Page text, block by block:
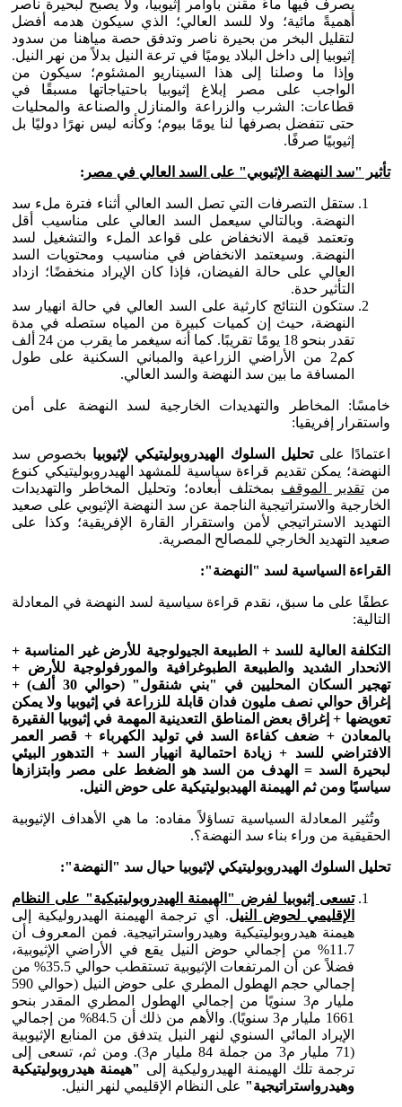
يصرف فيها ماءً مقنن بأوامر إثيوبيا، ولا يصبح لبحيرة ناصر
أهميةً مائية؛ ولا للسد العالي؛ الذي سيكون هدمه أفضل
لتقليل البخر من بحيرة ناصر وتدفق حصة مياهنا من سدود
إثيوبيا إلى داخل البلاد يوميًا في ترعة النيل بدلاً من نهر النيل.
وإذا ما وصلنا إلى هذا السيناريو المشئوم؛ سيكون من
الواجب على مصر إبلاغ إثيوبيا باحتياجاتها مسبقًا في
قطاعات: الشرب والزراعة والمنازل والصناعة والمحليات
حتى تتفضل بصرفها لنا يومًا بيوم؛ وكأنه ليس نهرًا دوليًا بل
إثيوبيًا صرفًا.
تأثير "سد النهضة الإثيوبي" على السد العالي في مصر :
ستقل التصرفات التي تصل السد العالي أثناء فترة ملء سد
النهضة. وبالتالي سيعمل السد العالي على مناسيب أقل
وتعتمد قيمة الانخفاض على قواعد الملء والتشغيل لسد
النهضة. وسيعتمد الانخفاض في مناسيب ومحتويات السد
العالي على حالة الفيضان، فإذا كان الإيراد منخفضًا؛ ازداد
التأثير حدة.
ستكون النتائج كارثية على السد العالي في حالة انهيار سد
النهضة، حيث إن كميات كبيرة من المياه ستصله في مدة
تقدر بنحو 18 يومًا تقريبًا. كما أنه سيغمر ما يقرب من 24 ألف
كم2 من الأراضي الزراعية والمباني السكنية على طول
المسافة ما بين سد النهضة والسد العالي.
خامسًا: المخاطر والتهديدات الخارجية لسد النهضة على أمن
واستقرار إفريقيا:
اعتمادًا علىتحليل السلوك الهيدروبوليتيكي لإثيوبيا بخصوص سد
النهضة؛ يمكن تقديم قراءة سياسية للمشهد الهيدروبوليتيكي كنوع
منتقدير الموقف بمختلف أبعاده؛ وتحليل المخاطر والتهديدات
الخارجية والاستراتيجية الناجمة عن سد النهضة الإثيوبي على صعيد
التهديد الاستراتيجي لأمن واستقرار القارة الإفريقية؛ وكذا على
صعيد التهديد الخارجي للمصالح المصرية.
القراءة السياسية لسد "النهضة":
عطفًا على ما سبق، نقدم قراءة سياسية لسد النهضة في المعادلة
التالية:
التكلفة العالية للسد + الطبيعة الجيولوجية للأرض غير المناسبة +
الانحدار الشديد والطبيعة الطبوغرافية والمورفولوجية للأرض +
تهجير السكان المحليين في "بني شنقول" (حوالي 30 ألف) +
إغراق حوالي نصف مليون فدان قابلة للزراعة في إثيوبيا ولا يمكن
تعويضها + إغراق بعض المناطق التعدينية المهمة في إثيوبيا الفقيرة
بالمعادن + ضعف كفاءة السد في توليد الكهرباء + قصر العمر
الافتراضي للسد + زيادة احتمالية انهيار السد + التدهور البيئي
لبحيرة السد = الهدف من السد هو الضغط على مصر وابتزازها
سياسيًا ومن ثم الهيمنة الهيدبوليتيكية على حوض النيل.
وتُثير المعادلة السياسية تساؤلاً مفاده: ما هي الأهداف الإثيوبية
الحقيقية من وراء بناء سد النهضة؟.
تحليل السلوك الهيدروبوليتيكي لإثيوبيا حيال سد "النهضة":
تسعى إثيوبيا لفرض "الهيمنة الهيدروبوليتيكية" على النظام
الإقليمي لحوض النيل. أي ترجمة الهيمنة الهيدروليكية إلى
هيمنة هيدروبوليتيكية وهيدرواستراتيجية. فمن المعروف أن
11.7% من إجمالي حوض النيل يقع في الأراضي الإثيوبية،
فضلاً عن أن المرتفعات الإثيوبية تستقطب حوالي 35.5% من
إجمالي حجم الهطول المطري على حوض النيل (حوالي 590
مليار م3 سنويًا من إجمالي الهطول المطري المقدر بنحو
1661 مليار م3 سنويًا). والأهم من ذلك أن 84.5% من إجمالي
الإيراد المائي السنوي لنهر النيل يتدفق من المنابع الإثيوبية
(71 مليار م3 من جملة 84 مليار م3). ومن ثم، تسعى إلى
ترجمة تلك الهيمنة الهيدروليكية إلى "هيمنة هيدروبوليتيكية
وهيدرواستراتيجية" على النظام الإقليمي لنهر النيل.